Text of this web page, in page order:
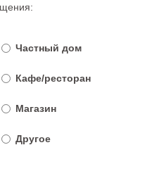
Частный дом
Кафе/ресторан
Магазин
Другое